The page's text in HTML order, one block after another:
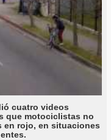
cuatro videos
que motociclistas no
en rojo, en situaciones